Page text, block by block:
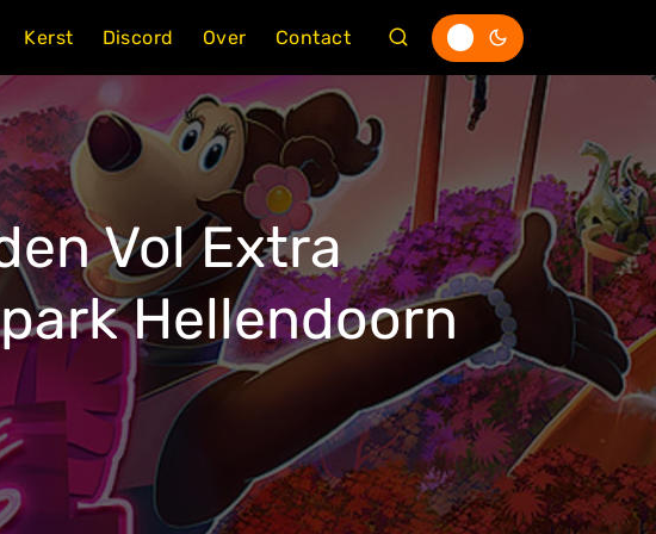
Kerst Discord Over Contact
Vol Extra
Hellendoorn